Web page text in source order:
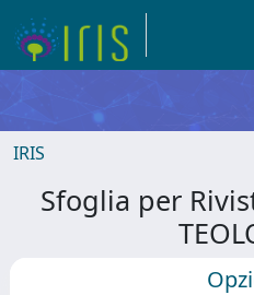
IRIS
Sfoglia per